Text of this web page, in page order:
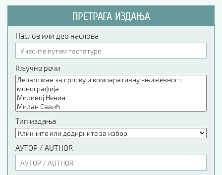
ПРЕТРАГА ИЗДАЊА
Наслов или део наслова
Кључне речи
Тип издања
АУТОР / AUTHOR